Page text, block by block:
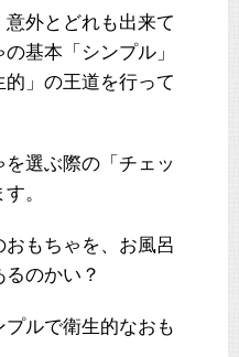
外とどれも出来て
基本「シンプル」
」の王道を行って
選ぶ際の「チェッ
。
もちゃを、お風呂
のかい？
ルで衛生的なおも